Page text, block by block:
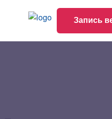
Запись